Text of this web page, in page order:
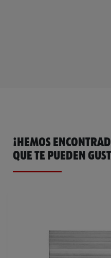
¡HEMOS
QUE TE PUEDEN